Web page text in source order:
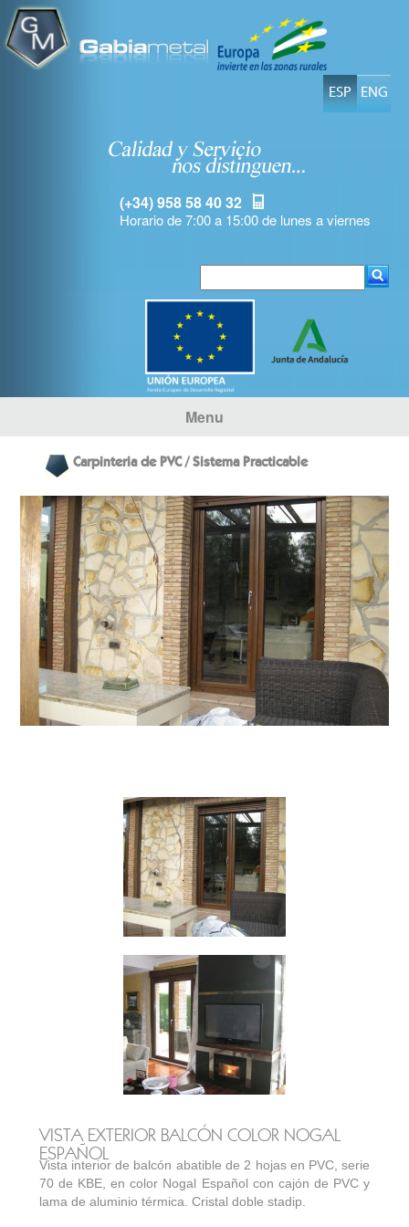
ESP ENG
(+34) 958 58 40 32
Horario de 7:00 a 15:00 de lunes a viernes
Menu
Carpinteria de PVC / Sistema Practicable
VISTA EXTERIOR BALCÓN COLOR NOGAL
ESPAÑOL
Vista interior de balcón abatible de 2 hojas en PVC, serie
70 de KBE, en color Nogal Español con cajón de PVC y
lama de aluminio térmica. Cristal doble stadip.